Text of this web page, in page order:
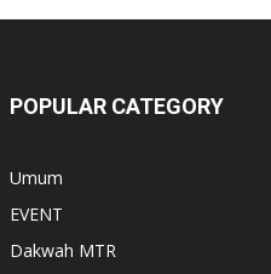
POPULAR CATEGORY
Umum
EVENT
Dakwah MTR